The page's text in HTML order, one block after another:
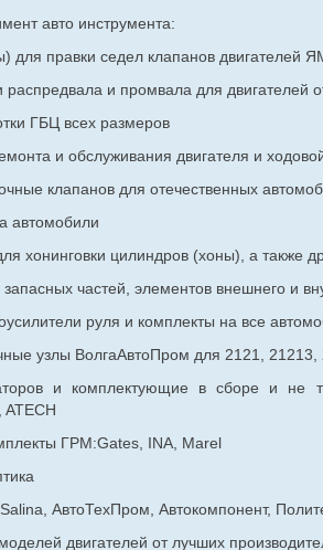
авто инструмента:
для правки седел клапанов
распредвала и промвала для двигателей
ГБЦ всех размеров
и обслуживания двигателя и
клапанов для отечественных
автомобили
хонинговки цилиндров (хоны), а также
частей, элементов внешнего и
руля и комплекты на все
узлы ВолгаАвтоПром для 2121, 21213,
и комплектующие в сборе и не
ATECH
ГРМ:Gates, INA, Marel
АвтоТехПром, Автокомпонент,
двигателей от лучших